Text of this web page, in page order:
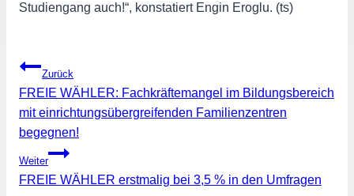
Studiengang auch!“, konstatiert Engin Eroglu. (ts)
Beitragsnavigation
Zurück
FREIE WÄHLER: Fachkräftemangel im Bildungsbereich
mit einrichtungsübergreifenden Familienzentren
begegnen!
Weiter
FREIE WÄHLER erstmalig bei 3,5 % in den Umfragen